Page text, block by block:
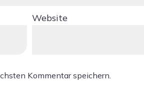
Website
Kommentar speichern.